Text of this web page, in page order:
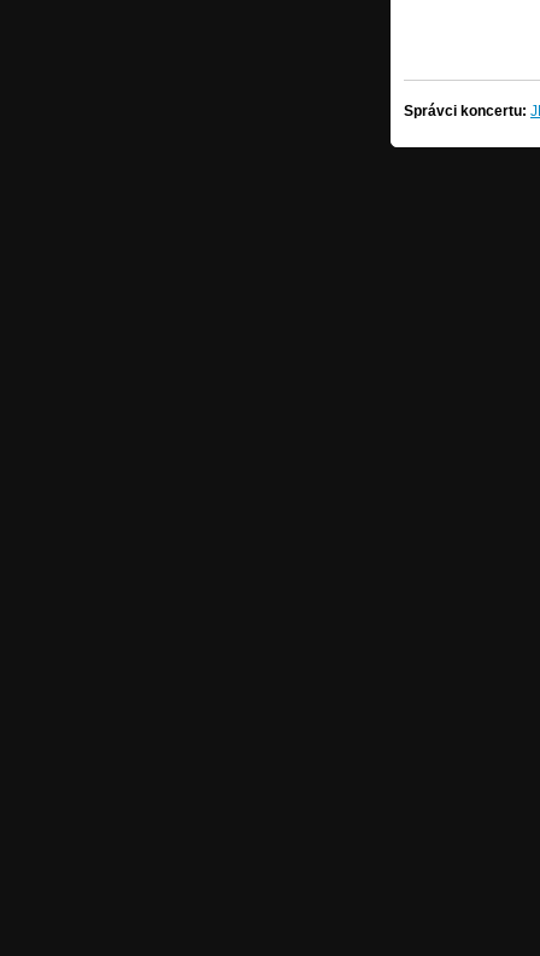
Správci koncertu: